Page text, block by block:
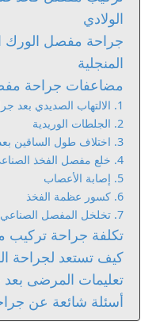
الولادي
جراحة مفصل الورك
المنجلية
مضاعفات جراحة
1. الالتهاب الصديدي بعد جراحة المفصل الصناعي
2. الجلطات الوريدية
3. اختلاف طول الساقين بعد إجراء تغيير مفصل الحوض
4. خلع مفصل الفخذ الصناعي (hip dislocation)
5. إصابة الأعصاب
6. كسور عظمة الفخذ
7. تخلخل المفصل الصناعي
تكلفة جراحة تركيب
كيف تستعد لجراحة
تعليمات المرضى
أسئلة شائعة عن